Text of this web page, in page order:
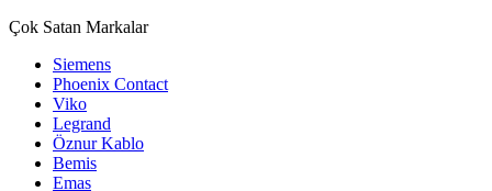
Çok Satan Markalar
Siemens
Phoenix Contact
Viko
Legrand
Öznur Kablo
Bemis
Emas